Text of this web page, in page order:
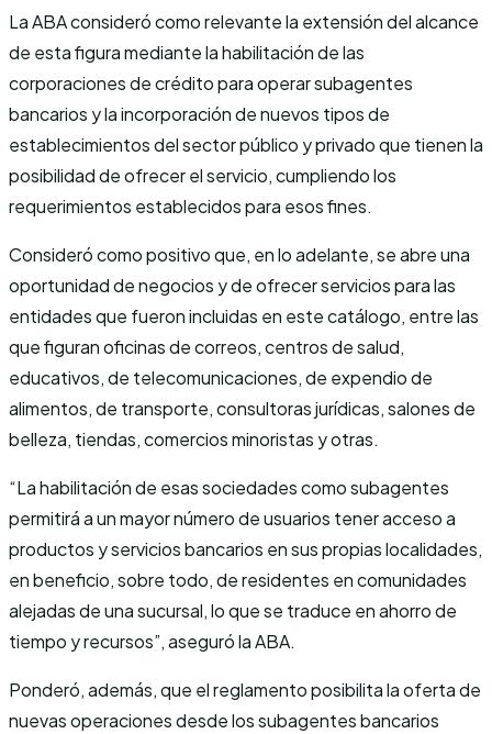
La ABA consideró como relevante la extensión del alcance
de esta figura mediante la habilitación de las
corporaciones de crédito para operar subagentes
bancarios y la incorporación de nuevos tipos de
establecimientos del sector público y privado que tienen la
posibilidad de ofrecer el servicio, cumpliendo los
requerimientos establecidos para esos fines.
Consideró como positivo que, en lo adelante, se abre una
oportunidad de negocios y de ofrecer servicios para las
entidades que fueron incluidas en este catálogo, entre las
que figuran oficinas de correos, centros de salud,
educativos, de telecomunicaciones, de expendio de
alimentos, de transporte, consultoras jurídicas, salones de
belleza, tiendas, comercios minoristas y otras.
“La habilitación de esas sociedades como subagentes
permitirá a un mayor número de usuarios tener acceso a
productos y servicios bancarios en sus propias localidades,
en beneficio, sobre todo, de residentes en comunidades
alejadas de una sucursal, lo que se traduce en ahorro de
tiempo y recursos”, aseguró la ABA.
Ponderó, además, que el reglamento posibilita la oferta de
nuevas operaciones desde los subagentes bancarios